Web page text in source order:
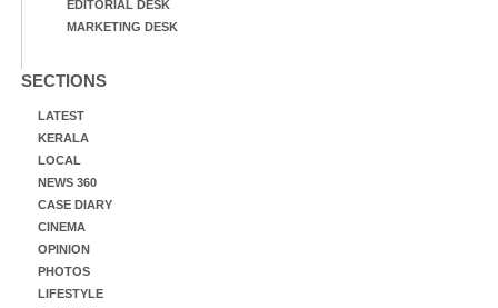
EDITORIAL DESK
MARKETING DESK
SECTIONS
LATEST
KERALA
LOCAL
NEWS 360
CASE DIARY
CINEMA
OPINION
PHOTOS
LIFESTYLE